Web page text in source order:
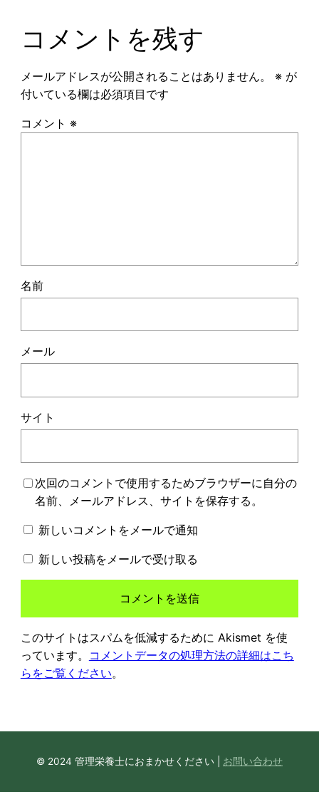
コメントを残す
メールアドレスが公開されることはありません。 ※が
付いている欄は必須項目です
コメント ※
名前
メール
サイト
次回のコメントで使用するためブラウザーに自分の
名前、メールアドレス、サイトを保存する。
新しいコメントをメールで通知
新しい投稿をメールで受け取る
このサイトはスパムを低減するために Akismet を使
っています。
コメントデータの処理方法の詳細はこち
らをご覧ください。
© 2024 管理栄養士におまかせください | お問い合わせ